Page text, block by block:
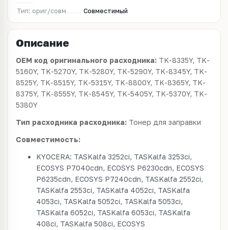
Тип: ориг/совм Совместимый
Описание
OEM код оригинального расходника: TK-8335Y, TK-
5160Y, TK-5270Y, TK-5280Y, TK-5290Y, TK-8345Y, TK-
8525Y, TK-8515Y, TK-5315Y, TK-8800Y, TK-8365Y, TK-
8375Y, TK-8555Y, TK-8545Y, TK-5405Y, TK-5370Y, TK-
5380Y
Тип расходника расходника: Тонер для заправки
Совместимость:
KYOCERA: TASKalfa 3252ci, TASKalfa 3253ci,
ECOSYS P7040cdn, ECOSYS P6230cdn, ECOSYS
P6235cdn, ECOSYS P7240cdn, TASKalfa 2552ci,
TASKalfa 2553ci, TASKalfa 4052ci, TASKalfa
4053ci, TASKalfa 5052ci, TASKalfa 5053ci,
TASKalfa 6052ci, TASKalfa 6053ci, TASKalfa
408ci, TASKalfa 508ci, ECOSYS